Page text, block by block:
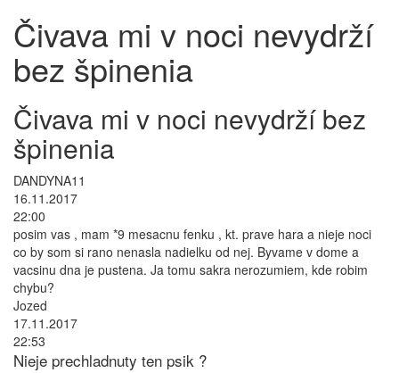
Čivava mi v noci nevydrží
bez špinenia
Čivava mi v noci nevydrží bez
špinenia
DANDYNA11
16.11.2017
22:00
posim vas , mam *9 mesacnu fenku , kt. prave hara a nieje noci
co by som si rano nenasla nadielku od nej. Byvame v dome a
vacsinu dna je pustena. Ja tomu sakra nerozumiem, kde robim
chybu?
Jozed
17.11.2017
22:53
Nieje prechladnuty ten psik ?